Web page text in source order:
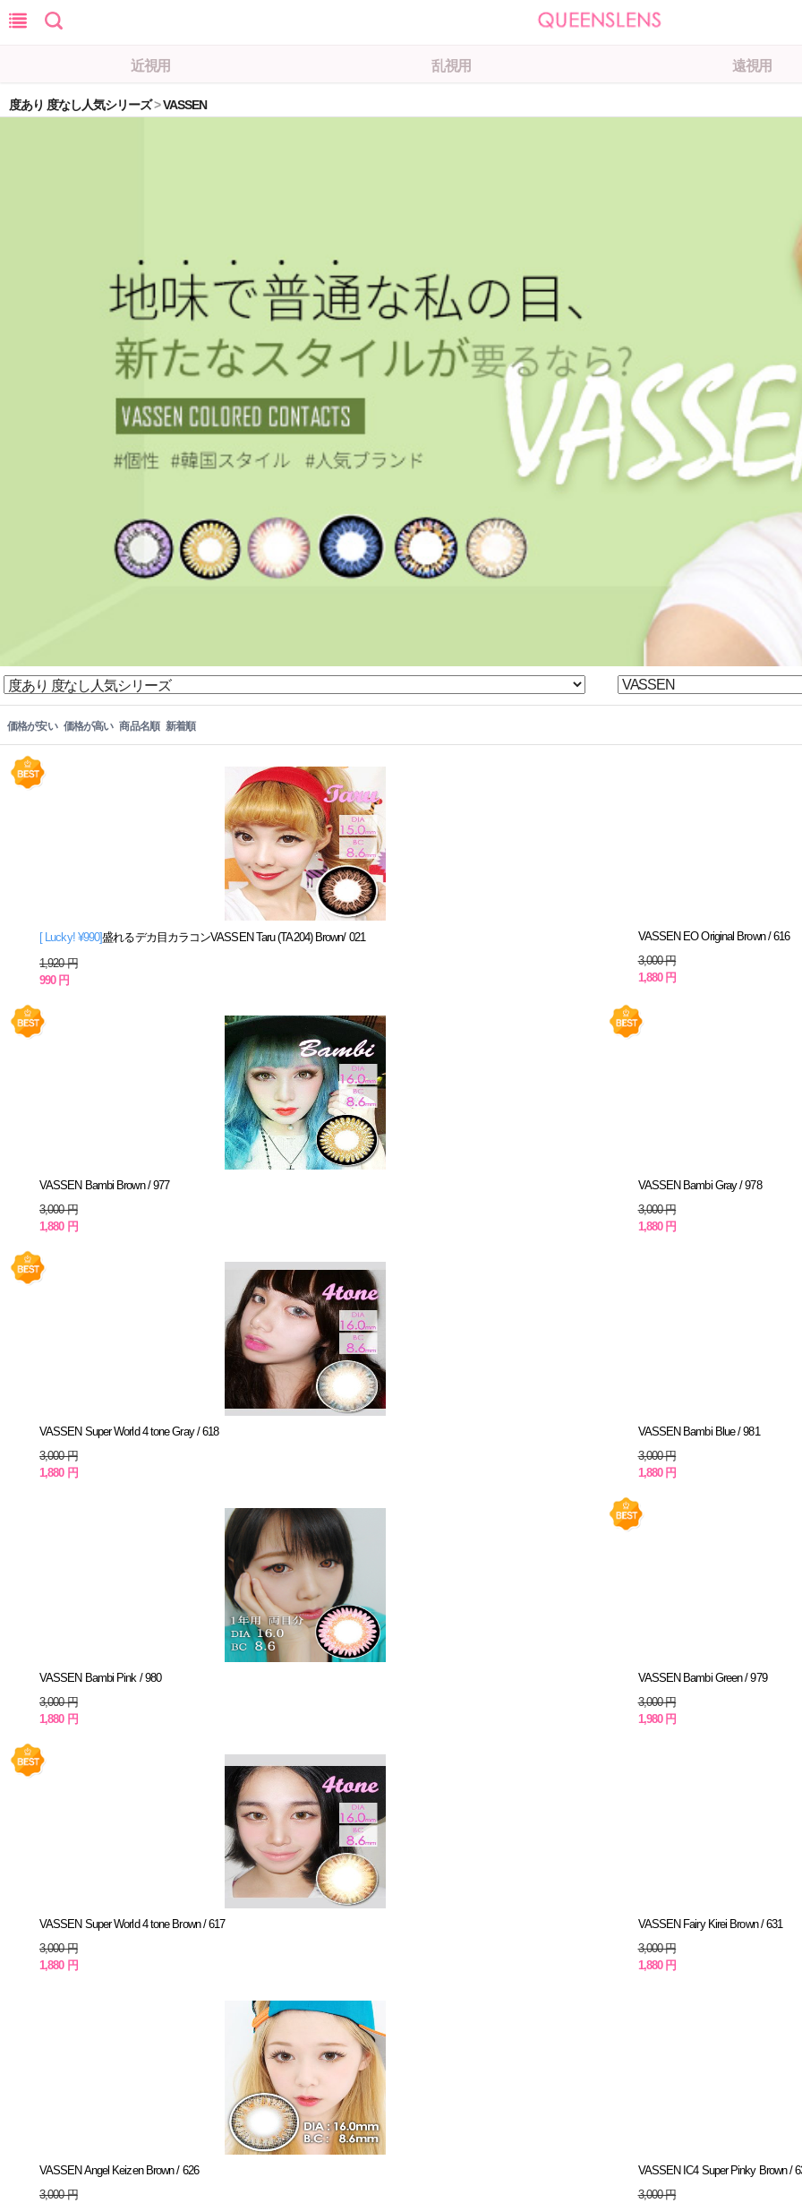
近視用 乱視用 遠視用
度あり 度なし人気シリーズ>VASSEN
価格が安い 価格が高い 商品名順 新着順
[ Lucky! ¥990]盛れるデカ目カラコンVASSEN Taru (TA204) Brown/ 021
1,920 円
990 円
VASSEN EO Original Brown / 616
3,000 円
1,880 円
VASSEN Bambi Brown / 977
3,000 円
1,880 円
VASSEN Bambi Gray / 978
3,000 円
1,880 円
VASSEN Super World 4 tone Gray / 618
3,000 円
1,880 円
VASSEN Bambi Blue / 981
3,000 円
1,880 円
VASSEN Bambi Pink / 980
3,000 円
1,880 円
VASSEN Bambi Green / 979
3,000 円
1,980 円
VASSEN Super World 4 tone Brown / 617
3,000 円
1,880 円
VASSEN Fairy Kirei Brown / 631
3,000 円
1,880 円
VASSEN Angel Keizen Brown / 626
3,000 円
VASSEN IC4 Super Pinky Brown /
3,000 円